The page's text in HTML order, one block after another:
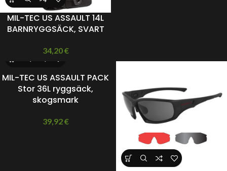
MIL-TEC US ASSAULT 14L
BARNRYGGSÄCK, SVART
34,20€
MIL-TEC US ASSAULT PACK
Stor 36L ryggsäck,
skogsmark
39,92€